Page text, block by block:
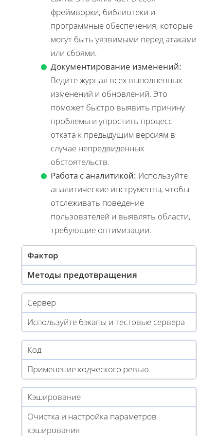
фреймворки, библиотеки и
программные обеспечения, которые
могут быть уязвимыми перед атаками
или сбоями.
Документирование изменений:
Ведите журнал всех выполненных
изменений и обновлений. Это
поможет быстро выявить причину
проблемы и упростить процесс
отката к предыдущим версиям в
случае непредвиденных
обстоятельств.
Работа с аналитикой: Используйте
аналитические инструменты, чтобы
отслеживать поведение
пользователей и выявлять области,
требующие оптимизации.
Фактор
Методы предотвращения
Сервер
Используйте бэкапы и тестовые сервера
Код
Применение кодческого ревью
Кэширование
Очистка и настройка параметров
кэширования